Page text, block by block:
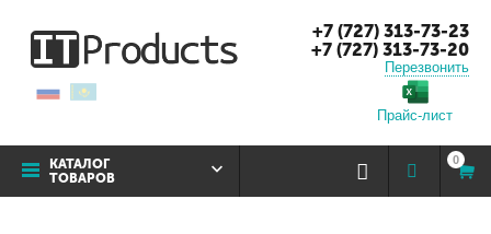
+7 (727) 313-73-23
+7 (727) 313-73-20
Перезвонить
Прайс-лист
КАТАЛОГ
ТОВАРОВ
0